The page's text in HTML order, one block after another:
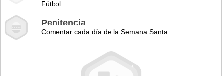
Fútbol
Penitencia
Comentar cada día de la Semana Santa